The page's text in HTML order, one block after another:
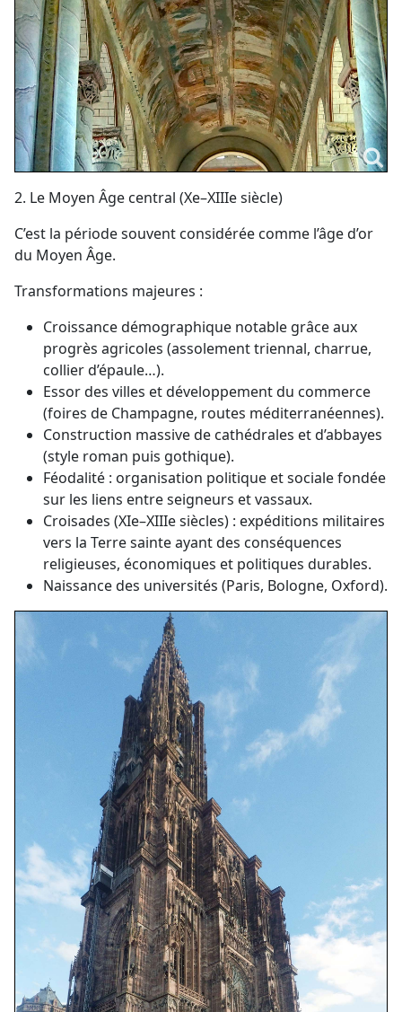
2. Le Moyen Âge central (Xe–XIIIe siècle)
C’est la période souvent considérée comme l’âge d’or
du Moyen Âge.
Transformations majeures :
Croissance démographique notable grâce aux
progrès agricoles (assolement triennal, charrue,
collier d’épaule…).
Essor des villes et développement du commerce
(foires de Champagne, routes méditerranéennes).
Construction massive de cathédrales et d’abbayes
(style roman puis gothique).
Féodalité : organisation politique et sociale fondée
sur les liens entre seigneurs et vassaux.
Croisades (XIe–XIIIe siècles) : expéditions militaires
vers la Terre sainte ayant des conséquences
religieuses, économiques et politiques durables.
Naissance des universités (Paris, Bologne, Oxford).